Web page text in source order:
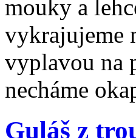
mouky a
vykrajujeme
vyplavou na
necháme
Guláš z